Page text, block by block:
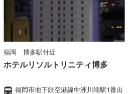
福岡 博多駅付近
ホテルリソルトリニティ博多
福岡市地下鉄空港線中洲川端駅1番出